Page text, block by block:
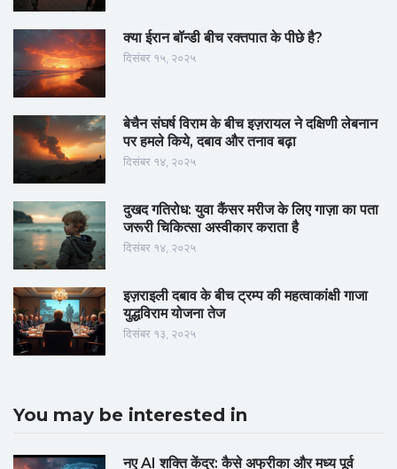
क्या ईरान बॉन्डी बीच रक्तपात के पीछे है?
दिसंबर १५, २०२५
बेचैन संघर्ष विराम के बीच इज़रायल ने दक्षिणी लेबनान
पर हमले किये, दबाव और तनाव बढ़ा
दिसंबर १४, २०२५
दुखद गतिरोध: युवा कैंसर मरीज के लिए गाज़ा का पता
जरूरी चिकित्सा अस्वीकार कराता है
दिसंबर १४, २०२५
इज़राइली दबाव के बीच ट्रम्प की महत्वाकांक्षी गाजा
युद्धविराम योजना तेज
दिसंबर १३, २०२५
You may be interested in
नए AI शक्ति केंद्र: कैसे अफ्रीका और मध्य पूर्व